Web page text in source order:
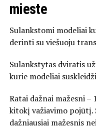
mieste
Sulankstomi modeliai
derinti su viešuoju
Sulankstytas dviratis
kurie modeliai
Ratai dažnai mažesni –
kitokį važiavimo pojūtį.
dažniausiai mažesnis